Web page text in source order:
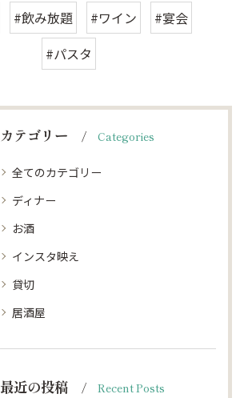
#飲み放題 #ワイン
#宴会
#パスタ
カテゴリー Categories
全てのカテゴリー
ディナー
お酒
インスタ映え
貸切
居酒屋
最近の投稿 Recent Posts